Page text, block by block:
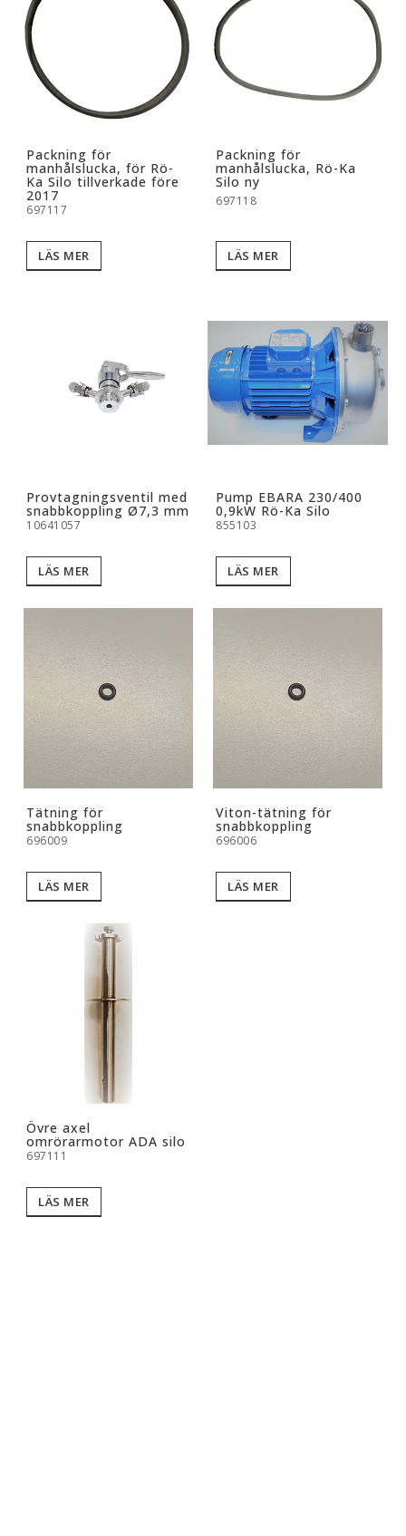
Packning för
manhålslucka, för Rö-
Ka Silo tillverkade före
2017
697117
LÄS MER
Packning för
manhålslucka, Rö-Ka
Silo ny
697118
LÄS MER
Provtagningsventil med
snabbkoppling Ø7,3 mm
10641057
LÄS MER
Pump EBARA 230/400
0,9kW Rö-Ka Silo
855103
LÄS MER
Tätning för
snabbkoppling
696009
LÄS MER
Viton-tätning för
snabbkoppling
696006
LÄS MER
Övre axel
omrörarmotor ADA silo
697111
LÄS MER